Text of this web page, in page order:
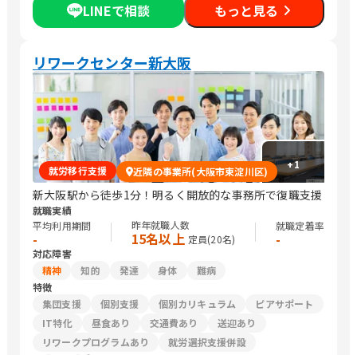
LINEで相談 もっと見る
リワークセンター新大阪
+1
就労移行支援 近隣の事業所(大阪市東淀川区)
新大阪駅から徒歩1分！明るく開放的な事務所で復職支援
就職実績
平均利用期間
-
昨年就職人数
15名以上 定員(20名)
就職定着率
-
対応障害
精神
知的 発達 身体
難病
特徴
集団支援
個別支援 個別カリキュラム
ピアサポート
IT特化
昼食あり 交通費あり
送迎あり
リワークプログラムあり
就労選択支援併設